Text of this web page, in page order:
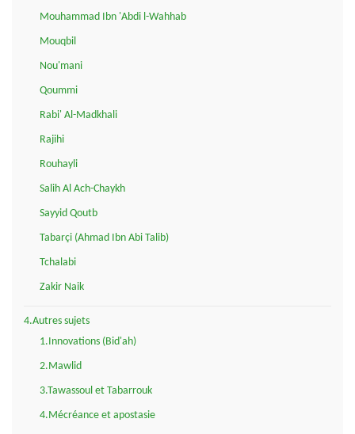
Mouhammad Ibn 'Abdi l-Wahhab
Mouqbil
Nou'mani
Qoummi
Rabi' Al-Madkhali
Rajihi
Rouhayli
Salih Al Ach-Chaykh
Sayyid Qoutb
Tabarçi (Ahmad Ibn Abi Talib)
Tchalabi
Zakir Naik
4.Autres sujets
1.Innovations (Bid'ah)
2.Mawlid
3.Tawassoul et Tabarrouk
4.Mécréance et apostasie